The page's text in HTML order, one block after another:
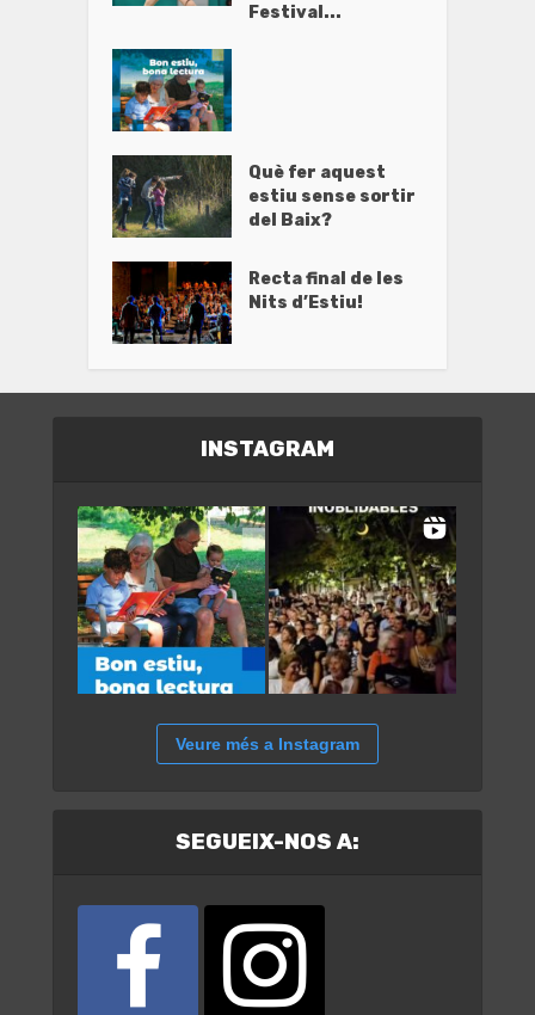
Festival...
Què fer aquest
estiu sense sortir
del Baix?
Recta final de les
Nits d’Estiu!
INSTAGRAM
Veure més a Instagram
SEGUEIX-NOS A: